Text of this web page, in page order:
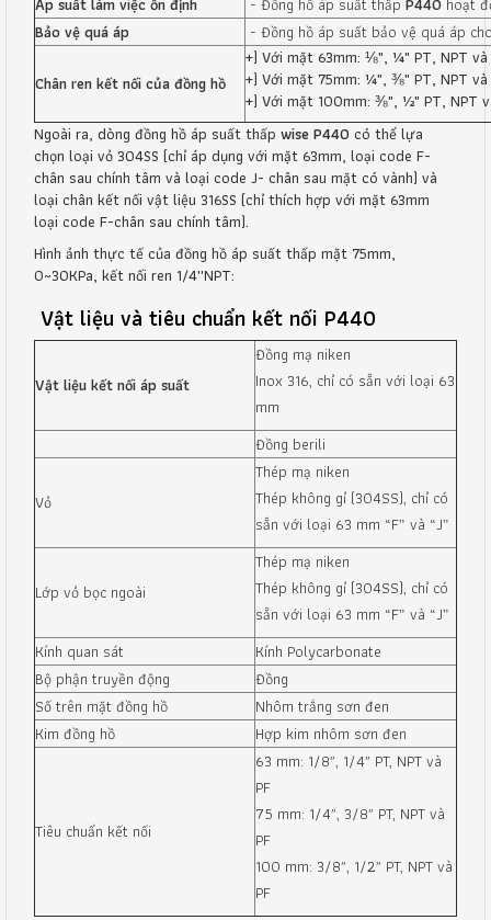
Bảo vệ quá áp
- Đồng hồ áp suất bảo vệ quá áp
Chân ren kết nối của đồng hồ
+) Với mặt 63mm: ⅛", ¼" PT, NPT và
+) Với mặt 75mm: ¼", ⅜" PT, NPT và
+) Với mặt 100mm: ⅜", ½" PT, NPT
Ngoài ra, dòng đồng hồ áp suất thấp wise P440có thể lựa
chọn loại vỏ 304SS (chỉ áp dụng với mặt 63mm, loại code F-
chân sau chính tâm và loại code J- chân sau mặt có vành) và
loại chân kết nối vật liệu 316SS (chỉ thích hợp với mặt 63mm
loại code F-chân sau chính tâm).
Hình ảnh thực tế của đồng hồ áp suất thấp mặt 75mm,
0~30KPa, kết nối ren 1/4''NPT:
Vật liệu và tiêu chuẩn kết nối P440
Vật liệu kết nối áp suất
Đồng mạ niken
Inox 316, chỉ có sẵn với loại 63
mm
Đồng berili
Vỏ
Thép mạ niken
Thép không gỉ (304SS), chỉ có
sẵn với loại 63 mm “F” và “J”
Lớp vỏ bọc ngoài
Thép mạ niken
Thép không gỉ (304SS), chỉ có
sẵn với loại 63 mm “F” và “J”
Kính quan sát
Kính Polycarbonate
Bộ phận truyền động
Đồng
Số trên mặt đồng hồ
Nhôm trắng sơn đen
Kim đồng hồ
Hợp kim nhôm sơn đen
Tiêu chuẩn kết nối
63 mm: 1/8″, 1/4″ PT, NPT và
PF
75 mm: 1/4″, 3/8″ PT, NPT và
PF
100 mm: 3/8″, 1/2″ PT, NPT và
PF